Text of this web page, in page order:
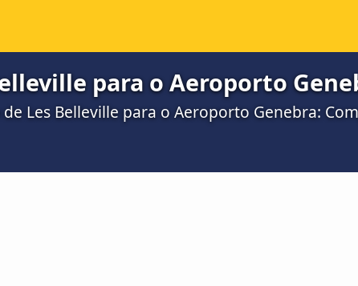
para o Aeroporto
Les Belleville para o Aeroporto Genebra: